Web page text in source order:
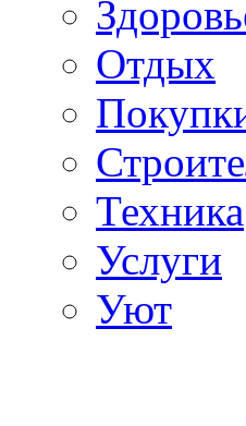
Отдых
Техника
Услуги
Уют